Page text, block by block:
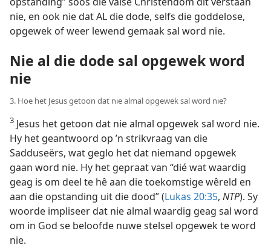
nie, en ook nie dat AL die dode, selfs die goddelose,
opgewek of weer lewend gemaak sal word nie.
Nie al die dode sal opgewek word
nie
3. Hoe het Jesus getoon dat nie almal opgewek sal word nie?
3 Jesus het getoon dat nie almal opgewek sal word nie.
Hy het geantwoord op ’n strikvraag van die
Sadduseërs, wat geglo het dat niemand opgewek
gaan word nie. Hy het gepraat van “dié wat waardig
geag is om deel te hê aan die toekomstige wêreld en
aan die opstanding uit die dood” (Lukas 20:35, NTP). Sy
woorde impliseer dat nie almal waardig geag sal word
om in God se beloofde nuwe stelsel opgewek te word
nie.